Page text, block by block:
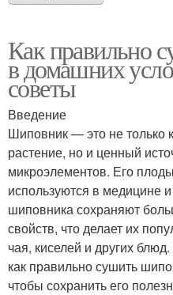
Как правильно
в домашних
советы
Введение
Шиповник — это не только
растение, но и ценный
микроэлементов. Его
используются в медицине
шиповника сохраняют
свойств, что делает их
чая, киселей и других
как правильно сушить
чтобы сохранить его